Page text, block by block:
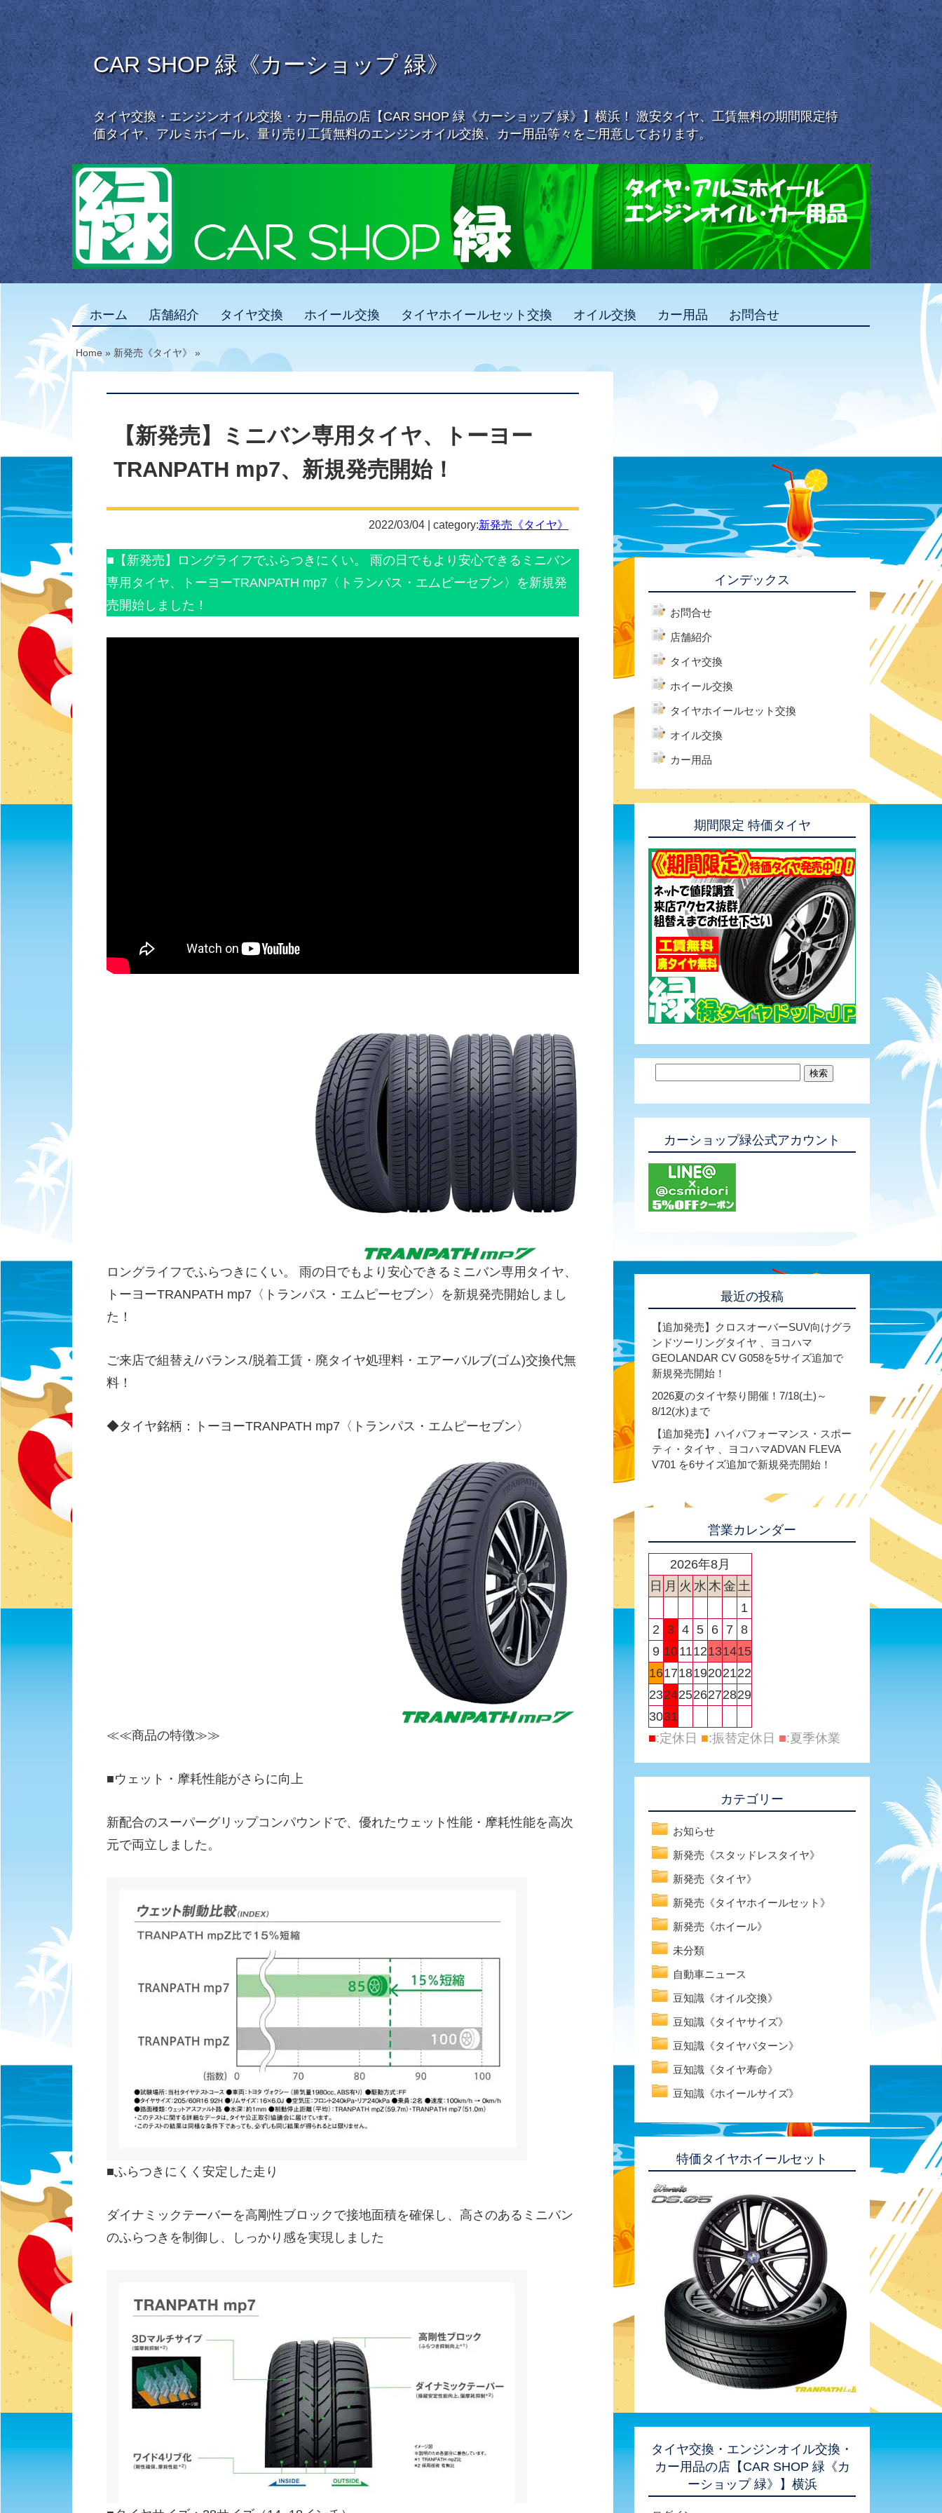
CAR SHOP 緑《カーショップ 緑》
タイヤ交換・エンジンオイル交換・カー用品の店【CAR SHOP 緑《カーショップ 緑》】横浜！ 激安タイヤ、工賃無料の期間限定特
価タイヤ、アルミホイール、量り売り工賃無料のエンジンオイル交換、カー用品等々をご用意しております。
ホーム 店舗紹介 タイヤ交換 ホイール交換 タイヤホイールセット交換 オイル交換 カー用品 お問合せ
Home » 新発売《タイヤ》 »
【新発売】ミニバン専用タイヤ、トーヨー
TRANPATH mp7、新規発売開始！
2022/03/04 | category:新発売《タイヤ》
■【新発売】ロングライフでふらつきにくい。 雨の日でもより安心できるミニバン
専用タイヤ、トーヨーTRANPATH mp7〈トランパス・エムピーセブン〉を新規発
売開始しました！
ロングライフでふらつきにくい。 雨の日でもより安心できるミニバン専用タイヤ、
トーヨーTRANPATH mp7〈トランパス・エムピーセブン〉を新規発売開始しまし
た！
ご来店で組替え/バランス/脱着工賃・廃タイヤ処理料・エアーバルブ(ゴム)交換代無
料！
◆タイヤ銘柄：トーヨーTRANPATH mp7〈トランパス・エムピーセブン〉
≪≪商品の特徴≫≫
■ウェット・摩耗性能がさらに向上
新配合のスーパーグリップコンパウンドで、優れたウェット性能・摩耗性能を高次
元で両立しました。
■ふらつきにくく安定した走り
ダイナミックテーバーを高剛性ブロックで接地面積を確保し、高さのあるミニバン
のふらつきを制御し、しっかり感を実現しました
インデックス
お問合せ
店舗紹介
タイヤ交換
ホイール交換
タイヤホイールセット交換
オイル交換
カー用品
期間限定 特価タイヤ
カーショップ緑公式アカウント
最近の投稿
【追加発売】クロスオーバーSUV向けグラ
ンドツーリングタイヤ 、ヨコハマ
GEOLANDAR CV G058を5サイズ追加で
新規発売開始！
2026夏のタイヤ祭り開催！7/18(土)～
8/12(水)まで
【追加発売】ハイパフォーマンス・スポー
ティ・タイヤ 、ヨコハマADVAN FLEVA
V701 を6サイズ追加で新規発売開始！
営業カレンダー
2026年8月
日 月 火 水 木 金 土
1
2
3 4 5 6 7 8
9 101112131415
16171819202122
23242526272829
3031
■:定休日 ■:振替定休日 ■:夏季休業
カテゴリー
お知らせ
新発売《スタッドレスタイヤ》
新発売《タイヤ》
新発売《タイヤホイールセット》
新発売《ホイール》
未分類
自動車ニュース
豆知識《オイル交換》
豆知識《タイヤサイズ》
豆知識《タイヤパターン》
豆知識《タイヤ寿命》
豆知識《ホイールサイズ》
特価タイヤホイールセット
タイヤ交換・エンジンオイル交換・
カー用品の店【CAR SHOP 緑《カ
ーショップ 緑》】横浜